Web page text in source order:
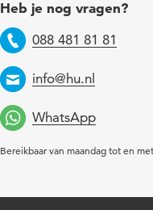
Heb je nog vragen?
Telefoon
088 481 81 81
Email
info@hu.nl
WhatsApp
Bereikbaar van maandag tot en